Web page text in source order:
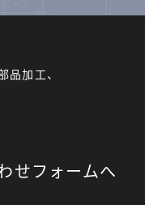
加工、
せフォームへ